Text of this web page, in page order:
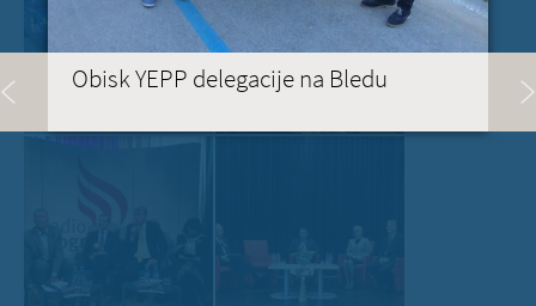
Obisk YEPP delegacije na Bledu